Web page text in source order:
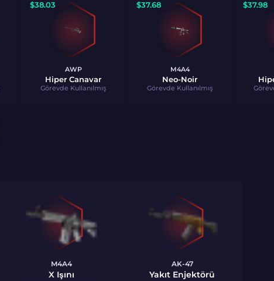
$38.03
AWP
Hiper Canavar
Görevde Kullanılmış
$37.68
M4A4
Neo-Noir
Görevde Kullanılmış
$37.98
M4A4
X Işını
AK-47
Yakıt Enjektörü